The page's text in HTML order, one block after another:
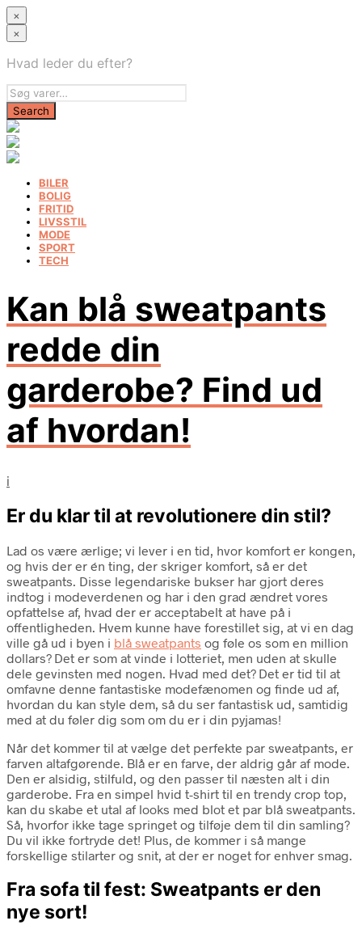
×
×
Hvad leder du efter?
BILER
BOLIG
FRITID
LIVSSTIL
MODE
SPORT
TECH
Kan blå sweatpants
redde din
garderobe? Find ud
af hvordan!
i
Er du klar til at revolutionere din stil?
Lad os være ærlige; vi lever i en tid, hvor komfort er kongen,
og hvis der er én ting, der skriger komfort, så er det
sweatpants. Disse legendariske bukser har gjort deres
indtog i modeverdenen og har i den grad ændret vores
opfattelse af, hvad der er acceptabelt at have på i
offentligheden. Hvem kunne have forestillet sig, at vi en dag
ville gå ud i byen i blå sweatpants og føle os som en million
dollars? Det er som at vinde i lotteriet, men uden at skulle
dele gevinsten med nogen. Hvad med det? Det er tid til at
omfavne denne fantastiske modefænomen og finde ud af,
hvordan du kan style dem, så du ser fantastisk ud, samtidig
med at du føler dig som om du er i din pyjamas!
Når det kommer til at vælge det perfekte par sweatpants, er
farven altafgørende. Blå er en farve, der aldrig går af mode.
Den er alsidig, stilfuld, og den passer til næsten alt i din
garderobe. Fra en simpel hvid t-shirt til en trendy crop top,
kan du skabe et utal af looks med blot et par blå sweatpants.
Så, hvorfor ikke tage springet og tilføje dem til din samling?
Du vil ikke fortryde det! Plus, de kommer i så mange
forskellige stilarter og snit, at der er noget for enhver smag.
Fra sofa til fest: Sweatpants er den
nye sort!